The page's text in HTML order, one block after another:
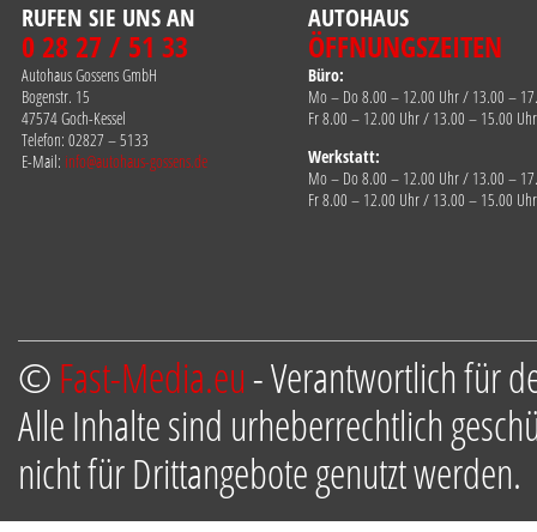
RUFEN SIE UNS AN AUTOHAUS
0 28 27 / 51 33 ÖFFNUNGSZEITEN
Autohaus Gossens GmbH
Bogenstr. 15
47574 Goch-Kessel
Telefon: 02827 – 5133
E-Mail: info@autohaus-gossens.de
Büro:
Mo – Do 8.00 – 12.00 Uhr / 13.00 –
Fr 8.00 – 12.00 Uhr / 13.00 – 15.00 Uhr
Werkstatt:
Mo – Do 8.00 – 12.00 Uhr / 13.00 –
Fr 8.00 – 12.00 Uhr / 13.00 – 15.00 Uhr
©Fast-Media.eu- Verantwortlich für
Alle Inhalte sind urheberrechtlich
nicht für Drittangebote genutzt werden.